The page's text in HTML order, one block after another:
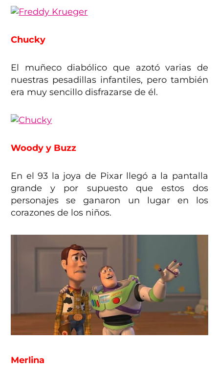
Chucky
El muñeco diabólico que azotó varias de
nuestras pesadillas infantiles, pero también
era muy sencillo disfrazarse de él.
Woody y Buzz
En el 93 la joya de Pixar llegó a la pantalla
grande y por supuesto que estos dos
personajes se ganaron un lugar en los
corazones de los niños.
Merlina